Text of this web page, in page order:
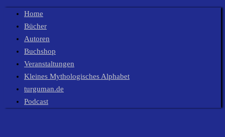
Home
Bücher
Autoren
Buchshop
Veranstaltungen
Kleines Mythologisches Alphabet
turguman.de
Podcast